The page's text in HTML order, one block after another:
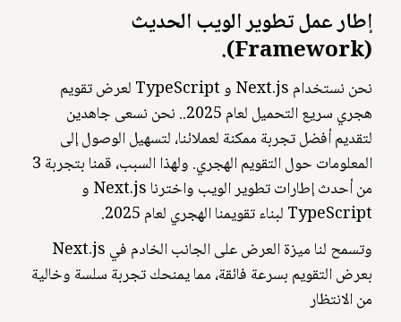
إطار عمل تطوير الويب الحديث
(Framework).
نحن نستخدام Next.js و TypeScript لعرض تقويم
هجري سريع التحميل لعام 2025.. نحن نسعى جاهدين
لتقديم أفضل تجربة ممكنة لعملائنا، لتسهيل الوصول إلى
المعلومات حول التقويم الهجري. ولهذا السبب، قمنا بتجربة 3
من أحدث إطارات تطوير الويب واخترنا Next.js و
TypeScript لبناء تقويمنا الهجري لعام 2025.
وتسمح لنا ميزة العرض على الجانب الخادم في Next.js
بعرض التقويم بسرعة فائقة، مما يمنحك تجربة سلسة وخالية
من الانتظار